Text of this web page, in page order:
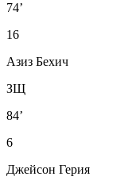
74’
16
Азиз Бехич
ЗЩ
84’
6
Джейсон Герия